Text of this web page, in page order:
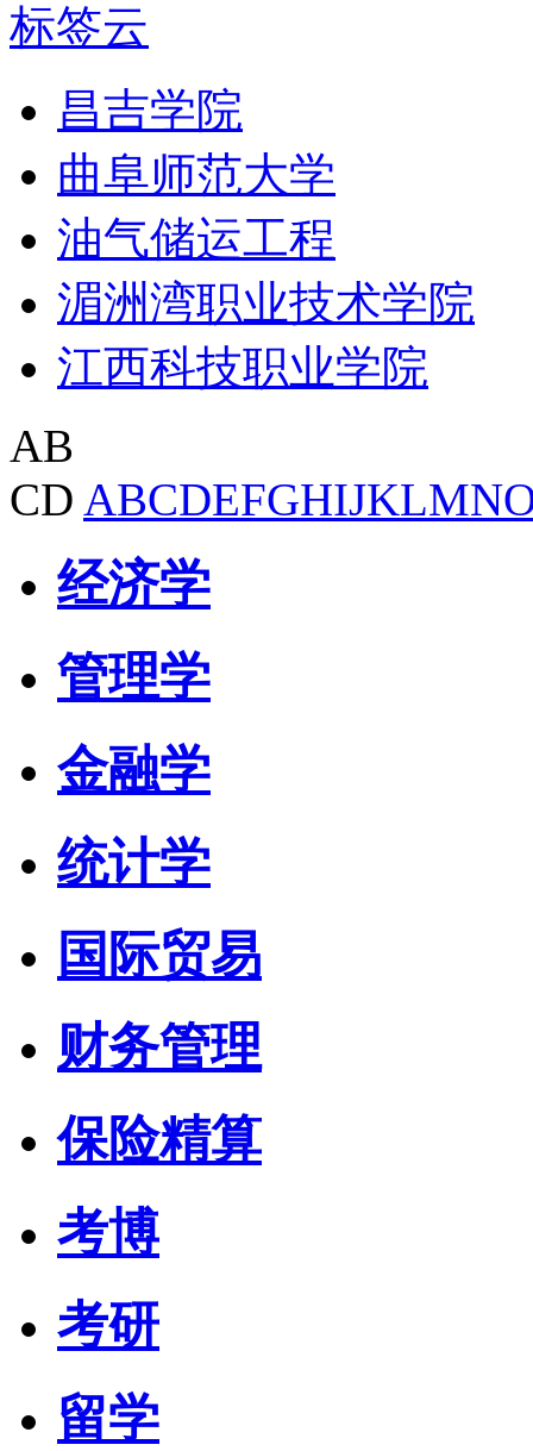
标签云
昌吉学院
曲阜师范大学
油气储运工程
湄洲湾职业技术学院
江西科技职业学院
AB
CD ABCDEFGHIJKLMN
经济学
管理学
金融学
统计学
国际贸易
财务管理
保险精算
考博
考研
留学